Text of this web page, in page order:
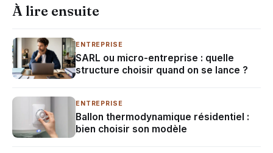
À lire ensuite
ENTREPRISE
SARL ou micro-entreprise : quelle
structure choisir quand on se lance ?
ENTREPRISE
Ballon thermodynamique résidentiel :
bien choisir son modèle